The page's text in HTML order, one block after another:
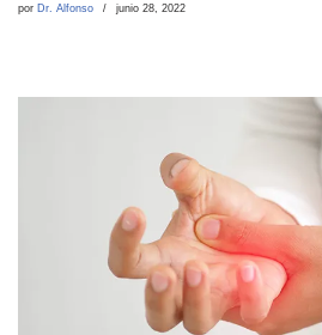
por Dr. Alfonso junio 28, 2022